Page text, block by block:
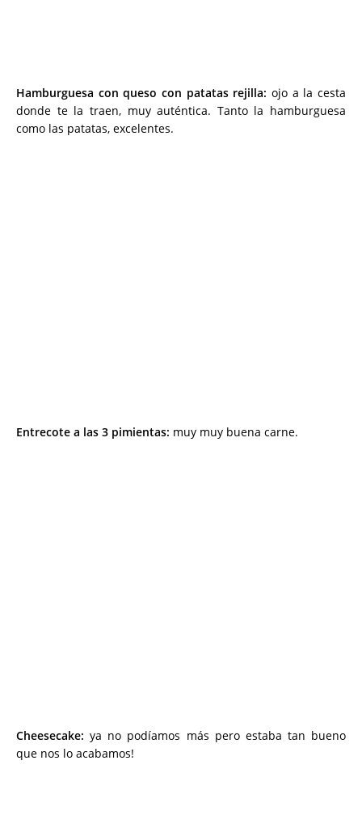
Hamburguesa con queso con patatas rejilla: ojo a la cesta
donde te la traen, muy auténtica. Tanto la hamburguesa
como las patatas, excelentes.
Entrecote a las 3 pimientas: muy muy buena carne.
Cheesecake: ya no podíamos más pero estaba tan bueno
que nos lo acabamos!